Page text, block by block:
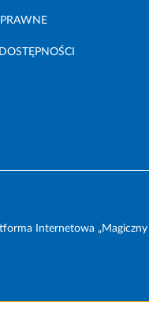
Internetowa